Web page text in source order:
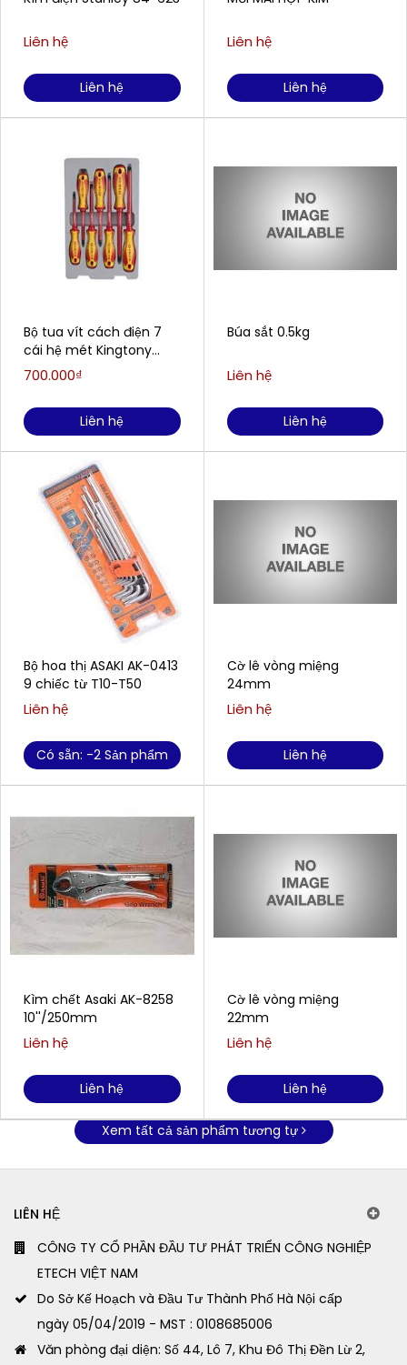
Liên hệ
Liên hệ
Bộ tua vít cách điện 7
cái hệ mét Kingtony
30617MR
700.000₫
Liên hệ
Bộ hoa thị ASAKI AK-0413
9 chiếc từ T10-T50
Liên hệ
Có sẵn: -2 Sản phẩm
Kìm chết Asaki AK-8258
10''/250mm
Liên hệ
Liên hệ
Liên hệ
Liên hệ
Búa sắt 0.5kg
Liên hệ
Liên hệ
Cờ lê vòng miệng
24mm
Liên hệ
Liên hệ
Cờ lê vòng miệng
22mm
Liên hệ
Liên hệ
Xem tất cả sản phẩm tương tự
LIÊN HỆ
CÔNG TY CỔ PHẦN ĐẦU TƯ PHÁT TRIỂN CÔNG NGHIỆP
ETECH VIỆT NAM
Do Sở Kế Hoạch và Đầu Tư Thành Phố Hà Nội cấp
ngày 05/04/2019 - MST : 0108685006
Văn phòng đại diện: Số 44, Lô 7, Khu Đô Thị Đền Lừ 2,